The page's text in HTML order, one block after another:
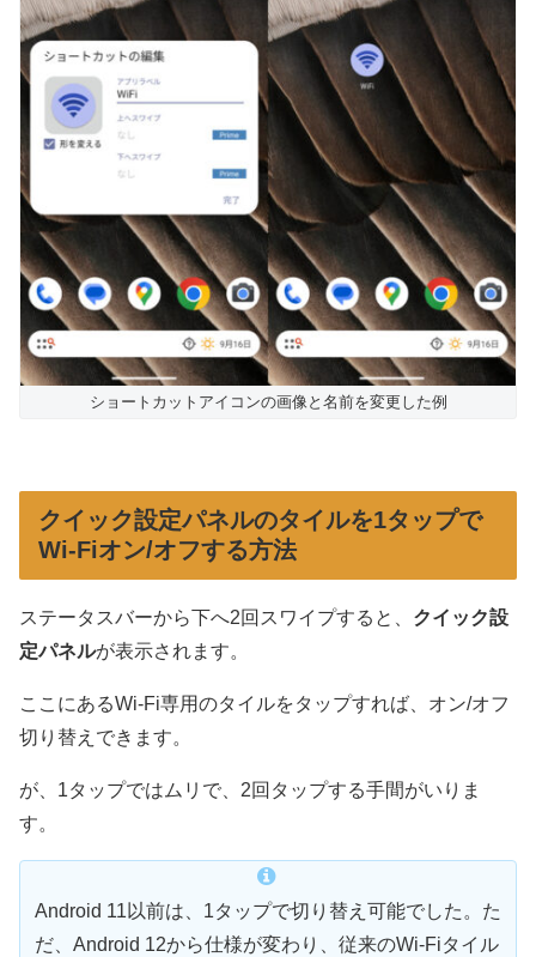
ショートカットアイコンの画像と名前を変更した例
クイック設定パネルのタイルを1タップで
Wi-Fiオン/オフする方法
ステータスバーから下へ2回スワイプすると、 クイック設
定パネルが表示されます。
ここにあるWi-Fi専用のタイルをタップすれば、オン/オフ
切り替えできます。
が、1タップではムリで、2回タップする手間がいりま
す。
Android 11以前は、1タップで切り替え可能でした。た
だ、Android 12から仕様が変わり、従来のWi-Fiタイル